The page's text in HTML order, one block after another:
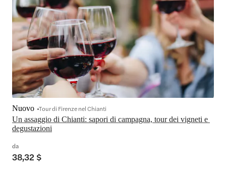
Un assaggio di Chianti: sapori di campagna, tour dei vigneti e
degustazioni
Nuovo Tour di Firenze nel Chianti
da
38,32 $